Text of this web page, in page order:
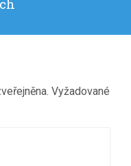
Vyžadované